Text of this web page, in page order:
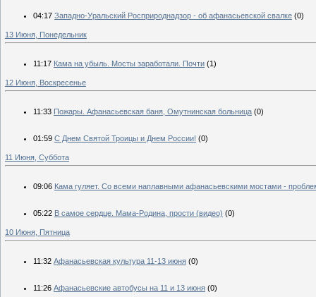
04:17 Западно-Уральский Росприроднадзор - об афанасьевской свалке (0)
13 Июня, Понедельник
11:17 Кама на убыль. Мосты заработали. Почти (1)
12 Июня, Воскресенье
11:33 Пожары. Афанасьевская баня, Омутнинская больница (0)
01:59 С Днем Святой Троицы и Днем России! (0)
11 Июня, Суббота
09:06 Кама гуляет. Со всеми наплавными афанасьевскими мостами -
05:22 В самое сердце. Мама-Родина, прости (видео) (0)
10 Июня, Пятница
11:32 Афанасьевская культура 11-13 июня (0)
11:26 Афанасьевские автобусы на 11 и 13 июня (0)